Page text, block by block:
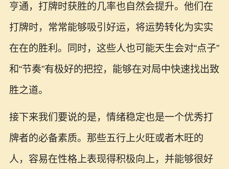
亨通，打牌时获胜的几率也自然会提升。他们在
打牌时，常常能够吸引好运，将运势转化为实实
在在的胜利。同时，这些人也可能天生会对“点子”
和“节奏”有极好的把控，能够在对局中快速找出致
胜之道。
接下来我们要说的是，情绪稳定也是一个优秀打
牌者的必备素质。那些五行上火旺或者木旺的
人，容易在性格上表现得积极向上，并能够很好